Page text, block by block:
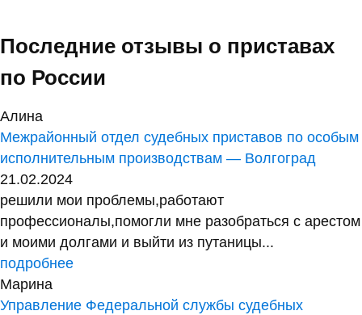
Последние отзывы о приставах
по России
Алина
Межрайонный отдел судебных приставов по особым
исполнительным производствам — Волгоград
21.02.2024
решили мои проблемы,работают
профессионалы,помогли мне разобраться с арестом
и моими долгами и выйти из путаницы...
подробнее
Марина
Управление Федеральной службы судебных